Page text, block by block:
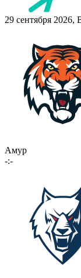
29 сентября 2026,
Амур
-:-